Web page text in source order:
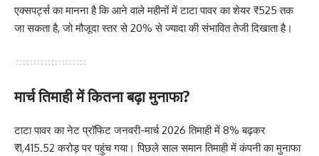
एक्सपर्ट्स का मानना है कि आने वाले महीनों में टाटा पावर का शेयर ₹525 तक
जा सकता है, जो मौजूदा स्तर से 20% से ज्यादा की संभावित तेजी दिखाता है।
मार्च तिमाही में कितना बढ़ा मुनाफा?
टाटा पावर का नेट प्रॉफिट जनवरी-मार्च 2026 तिमाही में 8% बढ़कर
₹1,415.52 करोड़ पर पहुंच गया। पिछले साल समान तिमाही में कंपनी का मुनाफा